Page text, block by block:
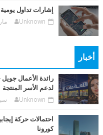
إشارات تداول يومية - 13 مارس
Unknown مارس
أخبار
رائدة الأعمال
لدعم الأسر المنتجة
Unknown
احتمالات حركة
كورونا